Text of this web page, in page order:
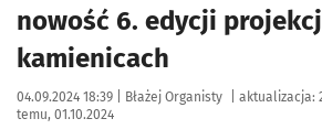
nowość 6. edycji
kamienicach
Data publikacji:
04.09.2024 18:39 | Autor:
Błażej Organisty aktualizacja:
temu, 01.10.2024